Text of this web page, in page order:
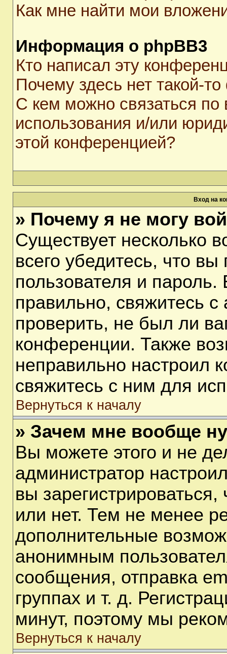
Как мне найти мои
Информация о phpBB3
Кто написал эту
Почему здесь нет такой-
С кем можно связаться по
использования и/или
этой конференцией?
Вход на
» Почему я не могу
Существует несколько
всего убедитесь, что
пользователя и
правильно, свяжитесь
проверить, не был ли
конференции. Также
неправильно настроил
свяжитесь с ним для
Вернуться к началу
» Зачем мне вообще
Вы можете этого и не
администратор
вы
или нет. Тем не менее
дополнительные
анонимным
сообщения, отправка
группах и т. д.
минут, поэтому мы
Вернуться к началу